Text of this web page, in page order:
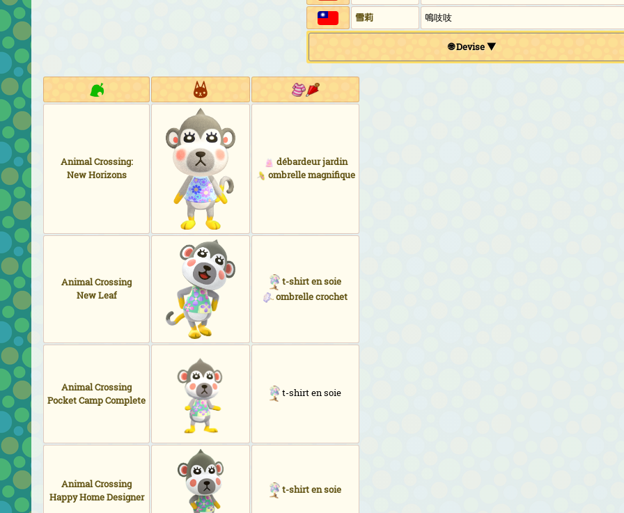
雪莉
嗚吱吱
🌐 Devise ▼
Animal Crossing:
New Horizons
débardeur jardin
ombrelle magnifique
Animal Crossing
New Leaf
t-shirt en soie
ombrelle crochet
Animal Crossing
Pocket Camp Complete
t-shirt en soie
Animal Crossing
Happy Home Designer
t-shirt en soie